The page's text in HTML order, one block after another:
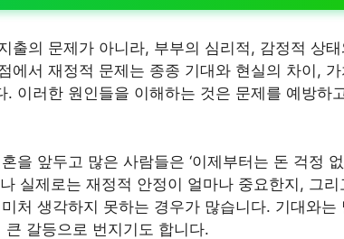
출의 문제가 아니라, 부부의 심리적, 감정적 상
에서 재정적 문제는 종종 기대와 현실의 차이,
이러한 원인들을 이해하는 것은 문제를 예방하
을 앞두고 많은 사람들은 ‘이제부터는 돈 걱정
실제로는 재정적 안정이 얼마나 중요한지, 그
처 생각하지 못하는 경우가 많습니다. 기대와는
갈등으로 번지기도 합니다.